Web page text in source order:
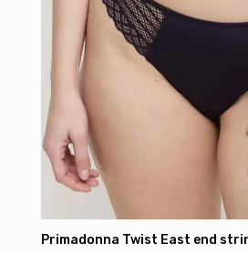
Primadonna Twist East end